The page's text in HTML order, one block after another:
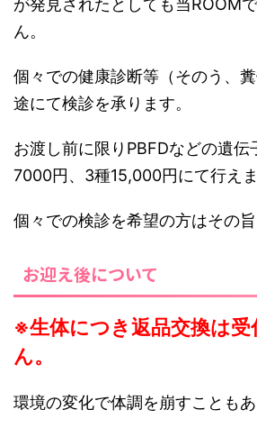
が発見されたとしても当ROOM
ん。
個々での健康診断等（そのう、
途にて検診を承ります。
お渡し前に限りPBFDなどの遺伝
7000円、3種15,000円にて行えま
個々での検診を希望の方はその旨
お迎え後について
※生体につき返品交換は受
ん。
環境の変化で体調を崩すこともあ